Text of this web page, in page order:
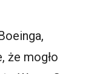
że mogło